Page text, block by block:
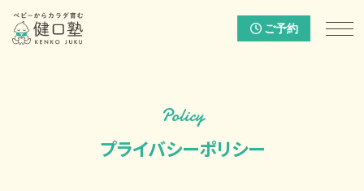
ご予約
Policy
プライバシーポリシー